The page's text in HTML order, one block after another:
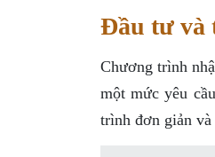
Đầu tư và
Chương trình
một mức yêu
trình đơn giản